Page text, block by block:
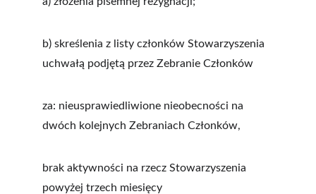
b) skreślenia z listy członków Stowarzyszenia
uchwałą podjętą przez Zebranie Członków
za: nieusprawiedliwione nieobecności na
dwóch kolejnych Zebraniach Członków,
brak aktywności na rzecz Stowarzyszenia
powyżej trzech miesięcy